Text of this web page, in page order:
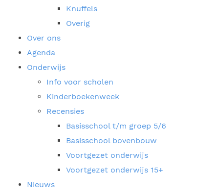
Knuffels
Overig
Over ons
Agenda
Onderwijs
Info voor scholen
Kinderboekenweek
Recensies
Basisschool t/m groep 5/6
Basisschool bovenbouw
Voortgezet onderwijs
Voortgezet onderwijs 15+
Nieuws